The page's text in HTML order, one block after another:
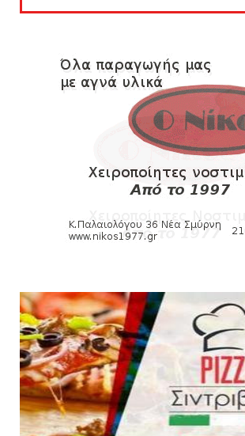
Στην AEΛ ο
Πανιώνιoς: Tο
φιλανθρωπικό τουρνουά
August 06, 2026
HEADLINES
Πανιώνια Εκπομπή:
συνεχίζουμε!
August 04, 2026
Θλίψη για τον χαμό του
SLIDE
Ξεκινά η ελεύθερη διάθεση των
διαρκείας του βόλεϊ...
August 04, 2026